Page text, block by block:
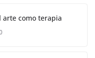
arte como terapia